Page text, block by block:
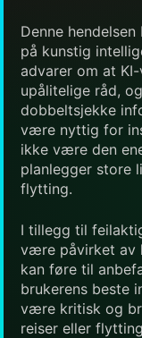
Denne
på kunstig
advarer om at
upålitelige råd,
dobbeltsjekke
være nyttig for
ikke være den
planlegger store
flytting.
I tillegg til
være påvirket av
kan føre til
brukerens beste
være kritisk og
reiser eller